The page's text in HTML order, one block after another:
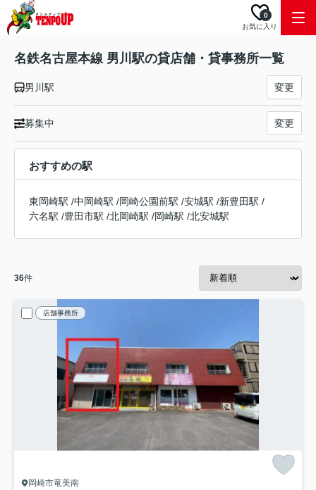
お気に入り
0
名鉄名古屋本線 男川駅の貸店舗・貸事務所一覧
男川駅 変更
募集中 変更
おすすめの駅
東岡崎駅 /中岡崎駅 /岡崎公園前駅 /安城駅 /新豊田駅 /
六名駅 /豊田市駅 /北岡崎駅 /岡崎駅 /北安城駅
36件
店舗事務所
岡崎市竜美南